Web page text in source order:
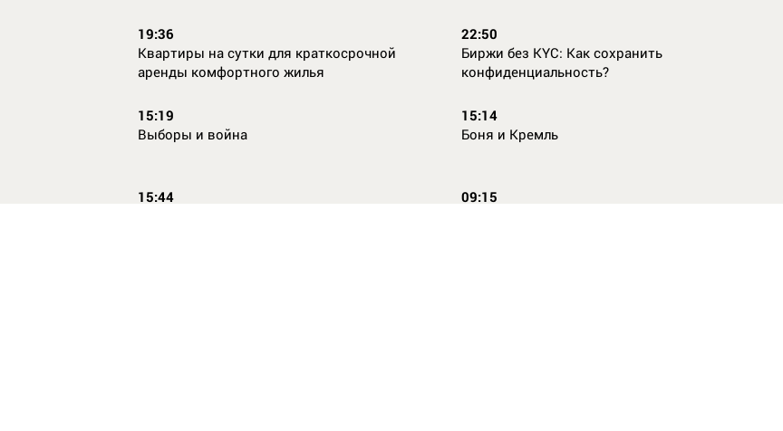
19:36
Квартиры на сутки для краткосрочной
аренды комфортного жилья
22:50
Биржи без KYC: Как сохранить
конфиденциальность?
15:19
Выборы и война
15:14
Боня и Кремль
15:44
09:15